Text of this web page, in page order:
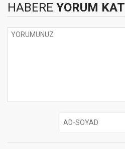
HABERE YORUM KAT